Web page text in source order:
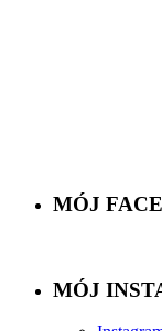
MÓJ
MÓJ